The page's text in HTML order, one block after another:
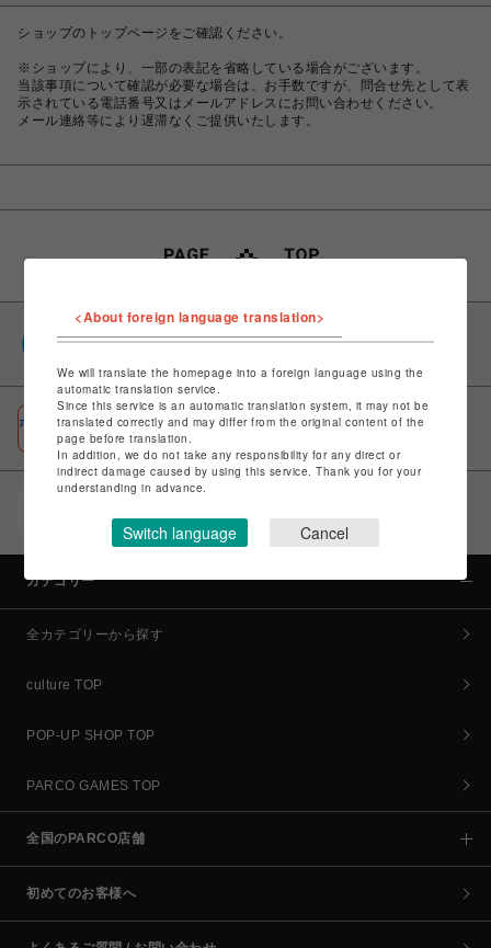
ショップのトップページをご確認ください。
※ショップにより、一部の表記を省略している場合がございます。
当該事項について確認が必要な場合は、お手数ですが、問合せ先として表
示されている電話番号又はメールアドレスにお問い合わせください。
メール連絡等により遅滞なくご提供いたします。
PARCOポイント
ポケパル払い
初回登録＆お買物で最大1,500円分のPARCOポイント進呈
コイン＆クーポンでPARCOでのお買い物がオトクに
カテゴリー
全カテゴリーから探す
culture TOP
POP-UP SHOP TOP
PARCO GAMES TOP
全国のPARCO店舗
初めてのお客様へ
<About foreign language translation>
We will translate the homepage into a foreign language using the
automatic translation service.
Since this service is an automatic translation system, it may not be
translated correctly and may differ from the original content of the
page before translation.
In addition, we do not take any responsibility for any direct or
indirect damage caused by using this service. Thank you for your
understanding in advance.
Switch language Cancel